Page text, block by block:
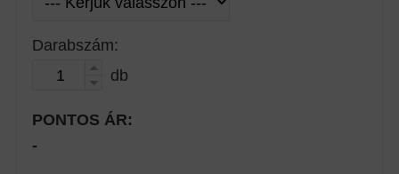
Darabszám:
db
PONTOS ÁR:
-